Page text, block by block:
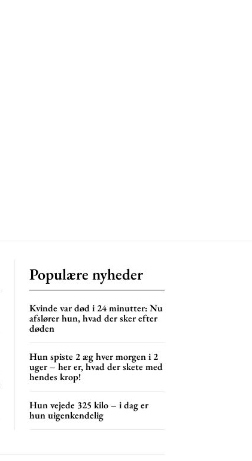
Populære nyheder
Kvinde var død i 24 minutter: Nu
afslører hun, hvad der sker efter
døden
Hun spiste 2 æg hver morgen i 2
uger – her er, hvad der skete med
hendes krop!
Hun vejede 325 kilo – i dag er
hun uigenkendelig